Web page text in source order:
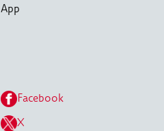
App
Facebook
X